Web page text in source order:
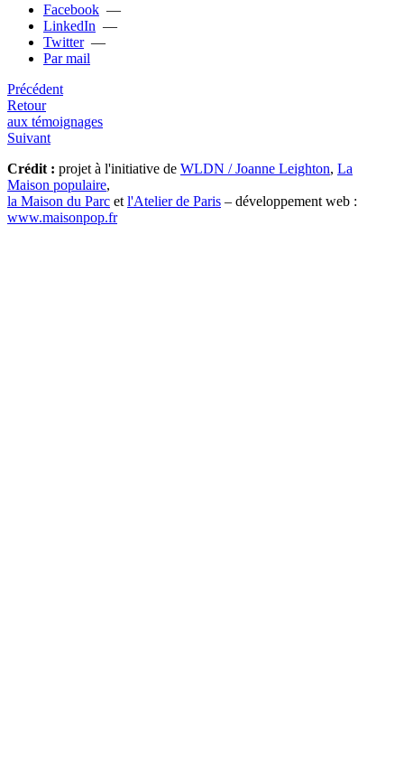
Facebook —
LinkedIn —
Twitter—
Par mail
Précédent
Retour
aux témoignages
Suivant
Crédit : projet à l'initiative de WLDN / Joanne Leighton, La
Maison populaire,
la Maison du Parc et l'Atelier de Paris – développement web :
www.maisonpop.fr